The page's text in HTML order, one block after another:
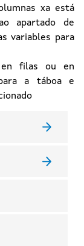
xa está
apartado de
variables para
filas ou en
a táboa e